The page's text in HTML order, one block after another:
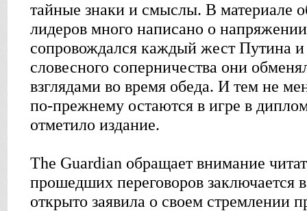
тайные знаки и смыслы. В материале
лидеров много написано о
сопровождался каждый жест Путина
словесного соперничества они
взглядами во время обеда. И тем не
по-прежнему остаются в игре в
отметило издание.
The Guardian обращает внимание
прошедших переговоров заключается
открыто заявила о своем стремлении